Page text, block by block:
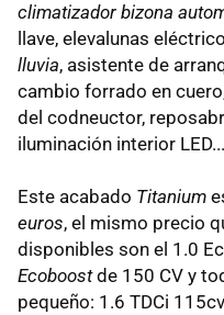
climatizador bizona
llave, elevalunas
lluvia, asistente de
cambio forrado en
del codneuctor,
iluminación interior LED...
Este acabado Titanium
euros, el mismo precio
disponibles son el 1.0
Ecoboostde 150 CV y
pequeño: 1.6 TDCi